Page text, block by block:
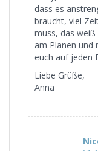
dass es
braucht, viel
muss, das weiß
am Planen und
euch auf jeden
Liebe Grüße,
Anna